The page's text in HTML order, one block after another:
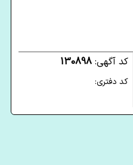
کد آگهی: 130898
کد دفتری: